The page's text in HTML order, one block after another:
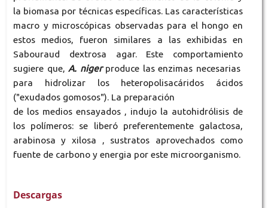
la biomasa por técnicas específicas. Las características
macro y microscópicas observadas para el hongo en
estos medios, fueron similares a las exhibidas en
Sabouraud dextrosa agar. Este comportamiento
sugiere que, A. nigerproduce las enzimas necesarias
para hidrolizar los heteropolisacáridos ácidos
("exudados gomosos"). La preparación
de los medios ensayados , indujo la autohidrólisis de
los polímeros: se liberó preferentemente galactosa,
arabinosa y xilosa , sustratos aprovechados como
fuente de carbono y energia por este microorganismo.
Descargas